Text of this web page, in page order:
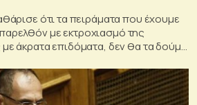
ότι τα πειράματα που έχουμε
με εκτροχιασμό της
με άκρατα επιδόματα, δεν θα τα δούμε